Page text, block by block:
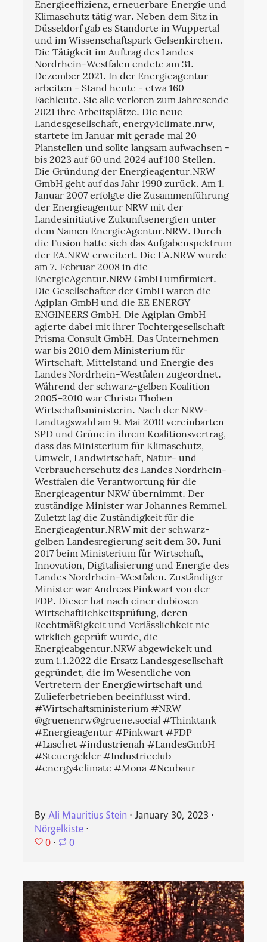
Energieeffizienz, erneuerbare Energie und
Klimaschutz tätig war. Neben dem Sitz in
Düsseldorf gab es Standorte in Wuppertal
und im Wissenschaftspark Gelsenkirchen.
Die Tätigkeit im Auftrag des Landes
Nordrhein-Westfalen endete am 31.
Dezember 2021. In der Energieagentur
arbeiten - Stand heute - etwa 160
Fachleute. Sie alle verloren zum Jahresende
2021 ihre Arbeitsplätze. Die neue
Landesgesellschaft, energy4climate.nrw,
startete im Januar mit gerade mal 20
Planstellen und sollte langsam aufwachsen -
bis 2023 auf 60 und 2024 auf 100 Stellen.
Die Gründung der Energieagentur.NRW
GmbH geht auf das Jahr 1990 zurück. Am 1.
Januar 2007 erfolgte die Zusammenführung
der Energieagentur NRW mit der
Landesinitiative Zukunftsenergien unter
dem Namen EnergieAgentur.NRW. Durch
die Fusion hatte sich das Aufgabenspektrum
der EA.NRW erweitert. Die EA.NRW wurde
am 7. Februar 2008 in die
EnergieAgentur.NRW GmbH umfirmiert.
Die Gesellschafter der GmbH waren die
Agiplan GmbH und die EE ENERGY
ENGINEERS GmbH. Die Agiplan GmbH
agierte dabei mit ihrer Tochtergesellschaft
Prisma Consult GmbH. Das Unternehmen
war bis 2010 dem Ministerium für
Wirtschaft, Mittelstand und Energie des
Landes Nordrhein-Westfalen zugeordnet.
Während der schwarz-gelben Koalition
2005–2010 war Christa Thoben
Wirtschaftsministerin. Nach der NRW-
Landtagswahl am 9. Mai 2010 vereinbarten
SPD und Grüne in ihrem Koalitionsvertrag,
dass das Ministerium für Klimaschutz,
Umwelt, Landwirtschaft, Natur- und
Verbraucherschutz des Landes Nordrhein-
Westfalen die Verantwortung für die
Energieagentur NRW übernimmt. Der
zuständige Minister war Johannes Remmel.
Zuletzt lag die Zuständigkeit für die
Energieagentur.NRW mit der schwarz-
gelben Landesregierung seit dem 30. Juni
2017 beim Ministerium für Wirtschaft,
Innovation, Digitalisierung und Energie des
Landes Nordrhein-Westfalen. Zuständiger
Minister war Andreas Pinkwart von der
FDP. Dieser hat nach einer dubiosen
Wirtschaftlichkeitsprüfung, deren
Rechtmäßigkeit und Verlässlichkeit nie
wirklich geprüft wurde, die
Energieabgentur.NRW abgewickelt und
zum 1.1.2022 die Ersatz Landesgesellschaft
gegründet, die im Wesentliche von
Vertretern der Energiewirtschaft und
Zulieferbetrieben beeinflusst wird.
#Wirtschaftsministerium #NRW
@gruenenrw@gruene.social#Thinktank
#Energieagentur #Pinkwart #FDP
#Laschet #industrienah #LandesGmbH
#Steuergelder #Industrieclub
#energy4climate #Mona #Neubaur
ByAli Mauritius Stein ⋅ January 30, 2023 ⋅
Nörgelkiste ⋅
0 ⋅ 0